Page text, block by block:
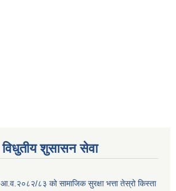
विधुतीय शुसासन सेवा
आ.व.२०८२/८३ को सामाजिक सुरक्षा भत्ता तेस्रो किस्ता